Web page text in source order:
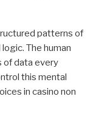
patterns of
The human
of data every
this mental
in casino non